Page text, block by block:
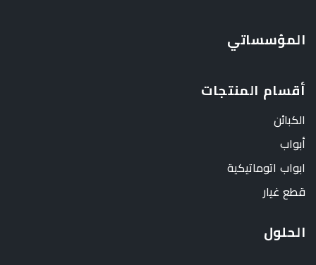
المؤسساتي
أقسام المنتجات
الكبائن
أبواب
ابواب اتوماتيكية
قطع غيار
الحلول